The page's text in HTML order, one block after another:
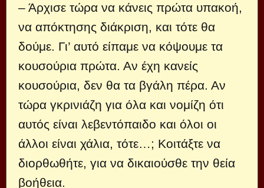
– Άρχισε τώρα να κάνεις πρώτα υπακοή,
να απόκτησης διάκριση, και τότε θα
δούμε. Γι’ αυτό είπαμε να κόψουμε τα
κουσούρια πρώτα. Αν έχη κανείς
κουσούρια, δεν θα τα βγάλη πέρα. Αν
τώρα γκρινιάζη για όλα και νομίζη ότι
αυτός είναι λεβεντόπαιδο και όλοι οι
άλλοι είναι χάλια, τότε…; Κοιτάξτε να
διορθωθήτε, για να δικαιούσθε την θεία
βοήθεια.